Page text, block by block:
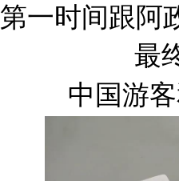
第一时间跟阿
最
中国游